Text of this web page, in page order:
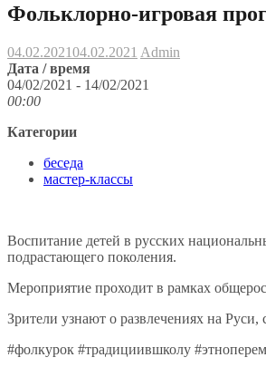
Фольклорно-игровая
04.02.202104.02.2021 Admin
Дата / время
04/02/2021 - 14/02/2021
00:00
Категории
беседа
мастер-классы
Воспитание детей в русских
подрастающего поколения.
Мероприятие проходит в рамках
Зрители узнают о развлечениях на
#фолкурок #традициившколу